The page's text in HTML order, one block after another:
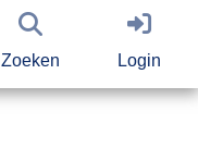
Zoeken Login